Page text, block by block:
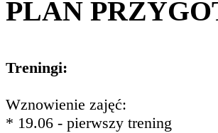
PLAN
Treningi:
Wznowienie zajęć:
* 19.06 - pierwszy trening